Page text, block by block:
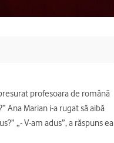
profesoara de română
Ana Marian i-a rugat să aibă
„- V-am adus”, a răspuns ea